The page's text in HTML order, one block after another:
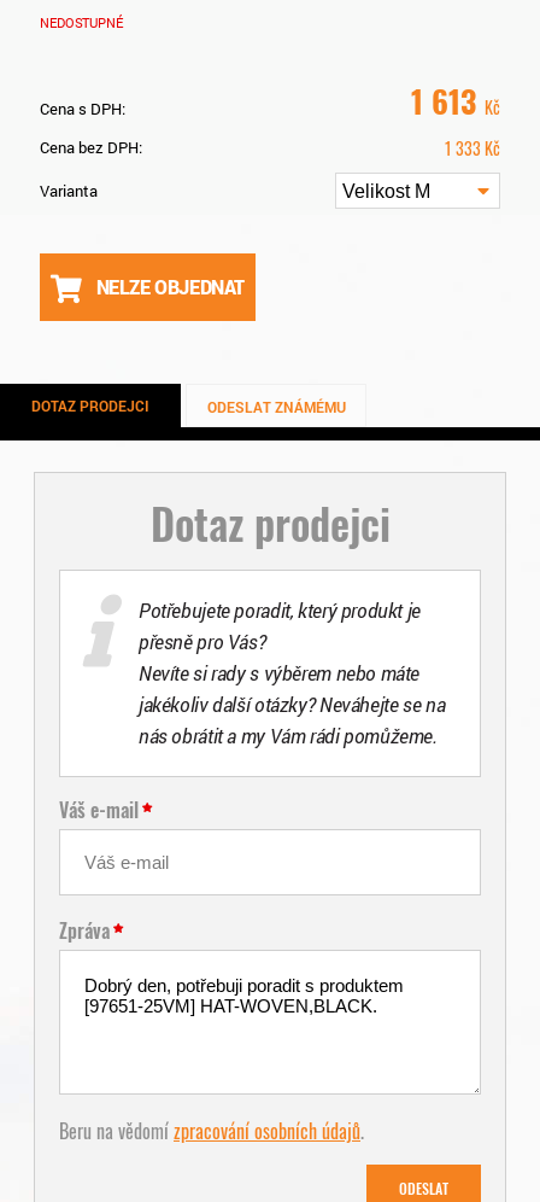
NEDOSTUPNÉ
Cena s DPH: 1 613 Kč
Cena bez DPH: 1 333Kč
Varianta Velikost M
NELZE OBJEDNAT
DOTAZ PRODEJCI ODESLAT ZNÁMÉMU
Dotaz prodejci
Potřebujete poradit, který produkt je
přesně pro Vás?
Nevíte si rady s výběrem nebo máte
jakékoliv další otázky? Neváhejte se na
nás obrátit a my Vám rádi pomůžeme.
Váš e-mail
Zpráva
Beru na vědomízpracování osobních údajů.
ODESLAT